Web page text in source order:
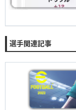
選手関連記事